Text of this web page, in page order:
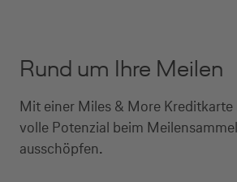
Rund um Ihre Meilen
Mit einer Miles & More Kreditkarte
volle Potenzial beim
ausschöpfen.